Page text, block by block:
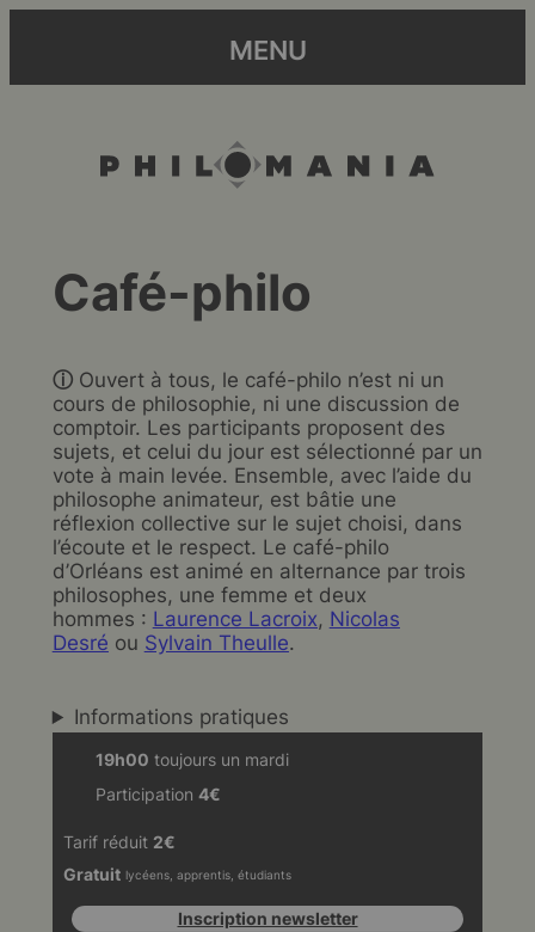
MENU
Café-philo
ⓘOuvert à tous, le café-philo n’est ni un
cours de philosophie, ni une discussion de
comptoir. Les participants proposent des
sujets, et celui du jour est sélectionné par un
vote à main levée. Ensemble, avec l’aide du
philosophe animateur, est bâtie une
réflexion collective sur le sujet choisi, dans
l’écoute et le respect. Le café-philo
d’Orléans est animé en alternance par trois
philosophes, une femme et deux
hommes : Laurence Lacroix, Nicolas
Desré ou Sylvain Theulle.
Informations pratiques
19h00 toujours un mardi
Participation 4€
Tarif réduit 2€
Gratuit lycéens, apprentis, étudiants
Inscription newsletter